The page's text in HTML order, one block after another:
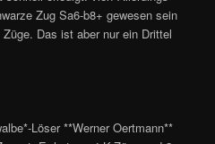
Zug Sa6-b8+ gewesen sein
Das ist aber nur ein Drittel
Löser **Werner Oertmann**